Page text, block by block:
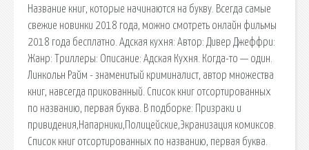
Название книг, которые начинаются на букву. Всегда самые
свежие новинки 2018 года, можно смотреть онлайн фильмы
2018 года бесплатно. Адская кухня: Автор: Дивер Джеффри:
Жанр: Триллеры: Описание: Адская Кухня. Когда-то — один.
Линкольн Райм - знаменитый криминалист, автор множества
книг, навсегда прикованный. Список книг отсортированных
по названию, первая буква. В подборке: Призраки и
привидения,Напарники,Полицейские,Экранизация комиксов.
Список книг отсортированных по названию, первая буква.